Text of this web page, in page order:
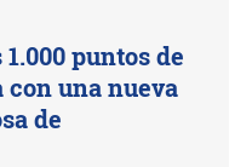
puntos de
con una nueva
de